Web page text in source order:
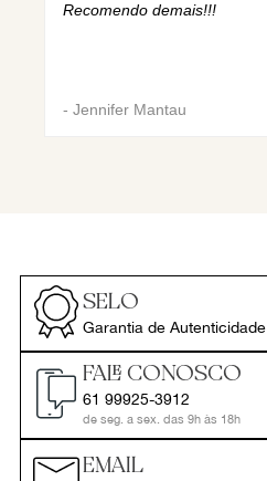
Recomendo demais!!!
- Jennifer Mantau
SELO
Garantia de Autenticidade
FALE CONOSCO
61 99925-3912
de seg. a sex. das 9h às 18h
EMAIL